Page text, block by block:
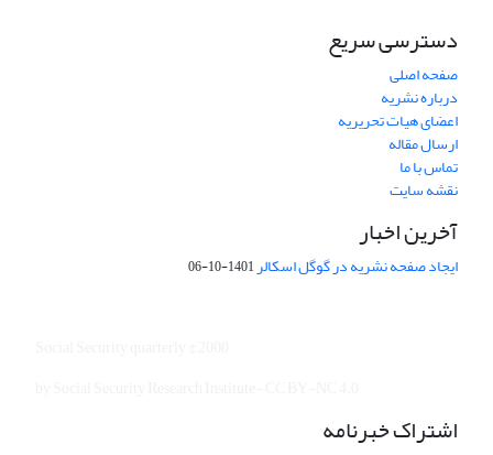
دسترسی سریع
صفحه اصلی
درباره نشریه
اعضای هیات تحریریه
ارسال مقاله
تماس با ما
نقشه سایت
آخرین اخبار
ایجاد صفحه نشریه در گوگل اسکالر1401-10-06
اشتراک خبرنامه